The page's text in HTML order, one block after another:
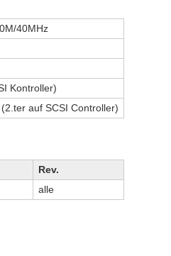
40MHz
Kontroller)
auf SCSI Controller)
Rev.
alle